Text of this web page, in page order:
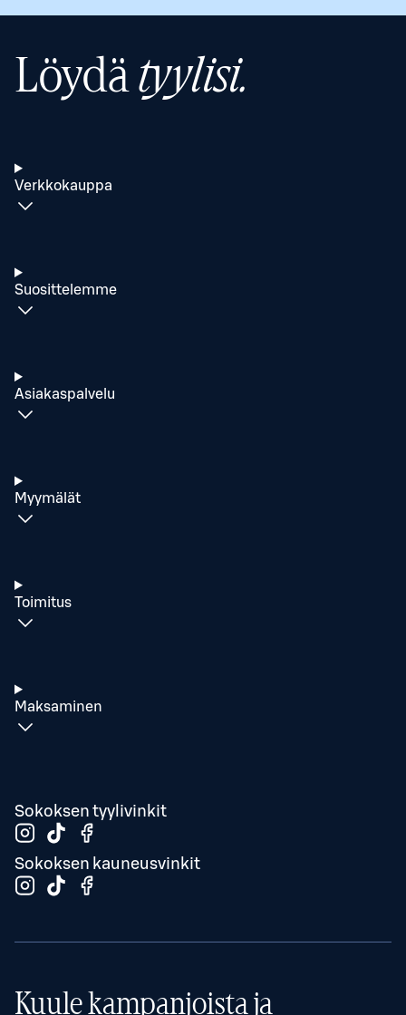
Löydätyylisi.
Verkkokauppa
Suosittelemme
Asiakaspalvelu
Myymälät
Toimitus
Maksaminen
Sokoksen tyylivinkit
Sokoksen kauneusvinkit
Kuule kampanjoista ja